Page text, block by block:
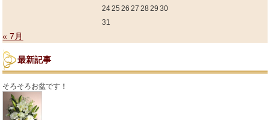
2425 26 27 28 29 30
31
« 7月
最新記事
そろそろお盆です！